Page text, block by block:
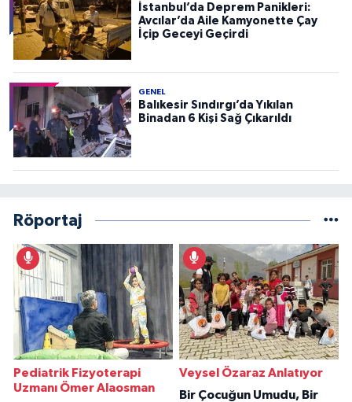
İstanbul’da Deprem Panikleri:
Avcılar’da Aile Kamyonette Çay
İçip Geceyi Geçirdi
GENEL
Balıkesir Sındırgı’da Yıkılan
Binadan 6 Kişi Sağ Çıkarıldı
Röportaj
Pediatrik Fizyoterapi
Uzmanı Ömer Alaosman
Veysel Özaraz Anlatıyor
Bir Çocuğun Umudu, Bir